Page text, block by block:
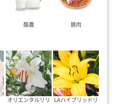
酪農 豚肉
オリエンタルリリ
LAハイブリッドリ